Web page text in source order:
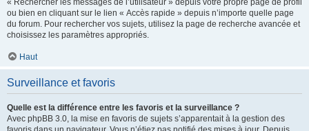
« Rechercher les messages de l’utilisateur » depuis votre propre page de profil
ou bien en cliquant sur le lien « Accès rapide » depuis n’importe quelle page
du forum. Pour rechercher vos sujets, utilisez la page de recherche avancée et
choisissez les paramètres appropriés.
Haut
Surveillance et favoris
Quelle est la différence entre les favoris et la surveillance ?
Avec phpBB 3.0, la mise en favoris de sujets s’apparentait à la gestion des